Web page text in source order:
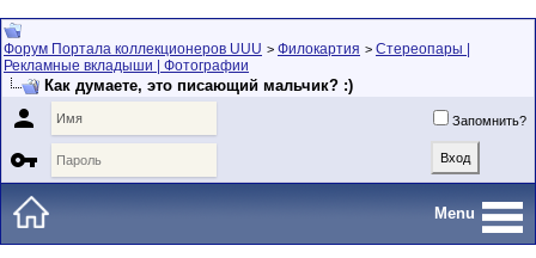
Форум Портала коллекционеров UUU > Филокартия > Стереопары |
Рекламные вкладыши | Фотографии
Как думаете, это писающий мальчик? :)
 Запомнить?

Menu